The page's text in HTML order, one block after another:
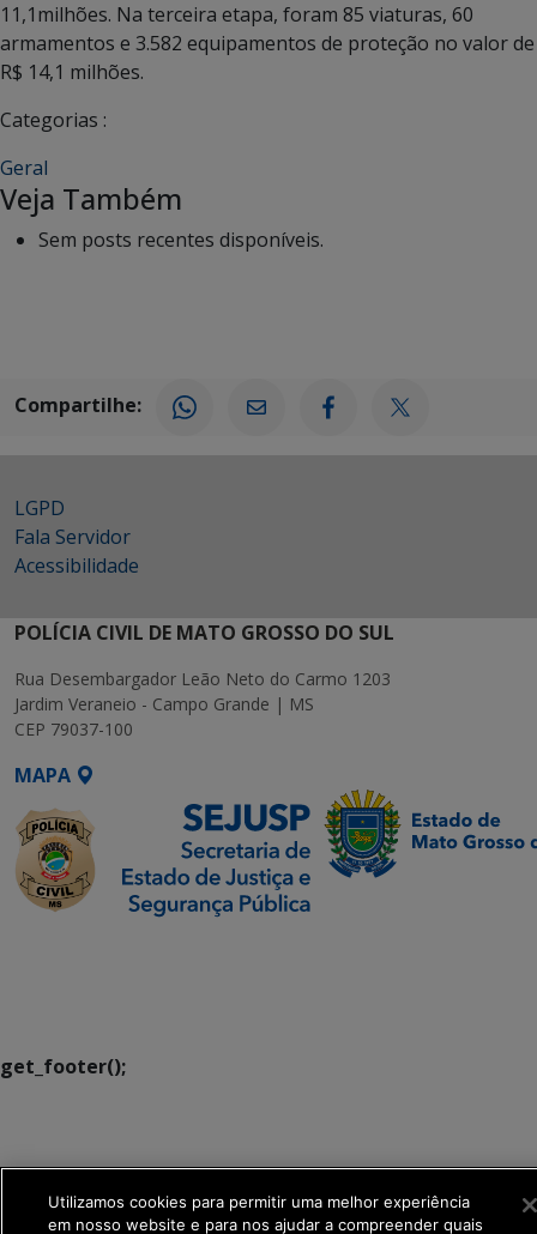
11,1milhões. Na terceira etapa, foram 85 viaturas, 60
armamentos e 3.582 equipamentos de proteção no valor de
R$ 14,1 milhões.
Categorias :
Geral
Veja Também
Sem posts recentes disponíveis.
Compartilhe:
LGPD
Fala Servidor
Acessibilidade
POLÍCIA CIVIL DE MATO GROSSO DO SUL
Rua Desembargador Leão Neto do Carmo 1203
Jardim Veraneio - Campo Grande | MS
CEP 79037-100
MAPA
get_footer();
Utilizamos cookies para permitir uma melhor experiência
em nosso website e para nos ajudar a compreender quais